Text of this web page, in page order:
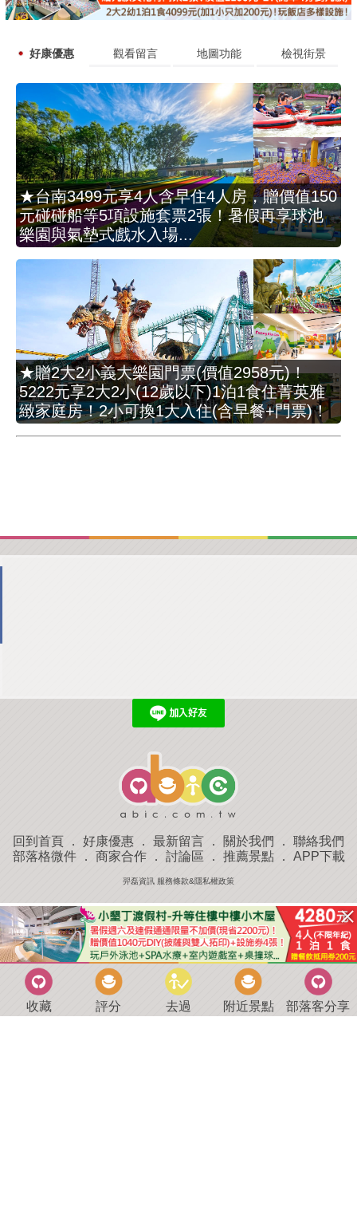
好康優惠 觀看留言 地圖功能 檢視街景
★台南3499元享4人含早住4人房，贈價值150
元碰碰船等5項設施套票2張！暑假再享球池
樂園與氣墊式戲水入場...
★贈2大2小義大樂園門票(價值2958元)！
5222元享2大2小(12歲以下)1泊1食住菁英雅
緻家庭房！2小可換1大入住(含早餐+門票)！
回到首頁 ． 好康優惠 ． 最新留言 ． 關於我們 ． 聯絡我們
部落格微件． 商家合作． 討論區 ． 推薦景點． APP下載
羿磊資訊 服務條款&隱私權政策
收藏 評分 去過 附近景點 部落客分享